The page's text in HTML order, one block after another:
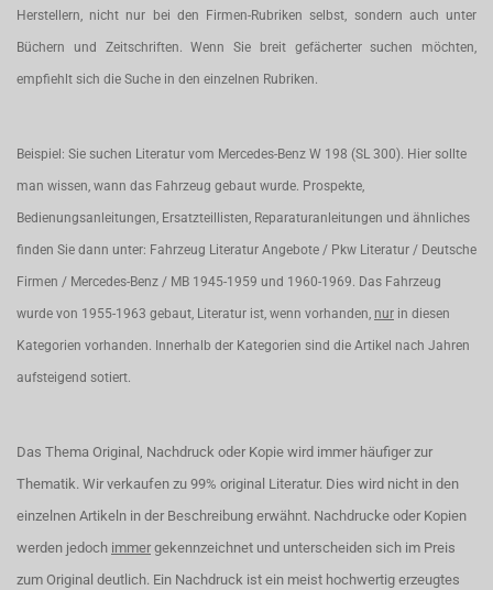
Herstellern, nicht nur bei den Firmen-Rubriken selbst, sondern auch unter
Büchern und Zeitschriften. Wenn Sie breit gefächerter suchen möchten,
empfiehlt sich die Suche in den einzelnen Rubriken.
Beispiel: Sie suchen Literatur vom Mercedes-Benz W 198 (SL 300). Hier sollte
man wissen, wann das Fahrzeug gebaut wurde. Prospekte,
Bedienungsanleitungen, Ersatzteillisten, Reparaturanleitungen und ähnliches
finden Sie dann unter: Fahrzeug Literatur Angebote / Pkw Literatur / Deutsche
Firmen / Mercedes-Benz / MB 1945-1959 und 1960-1969. Das Fahrzeug
wurde von 1955-1963 gebaut, Literatur ist, wenn vorhanden, nur in diesen
Kategorien vorhanden. Innerhalb der Kategorien sind die Artikel nach Jahren
aufsteigend sotiert.
Das Thema Original, Nachdruck oder Kopie wird immer häufiger zur
Thematik. Wir verkaufen zu 99% original Literatur. Dies wird nicht in den
einzelnen Artikeln in der Beschreibung erwähnt. Nachdrucke oder Kopien
werden jedoch immer gekennzeichnet und unterscheiden sich im Preis
zum Original deutlich. Ein Nachdruck ist ein meist hochwertig erzeugtes